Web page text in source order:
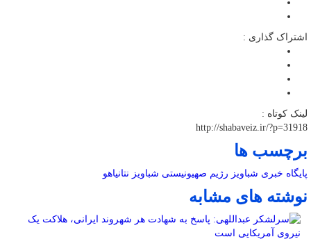
اشتراک گذاری :
لینک کوتاه :
http://shabaveiz.ir/?p=31918
برچسب ها
پایگاه خبری شباویز رژیم صهیونیستی شباویز نتانیاهو
نوشته های مشابه